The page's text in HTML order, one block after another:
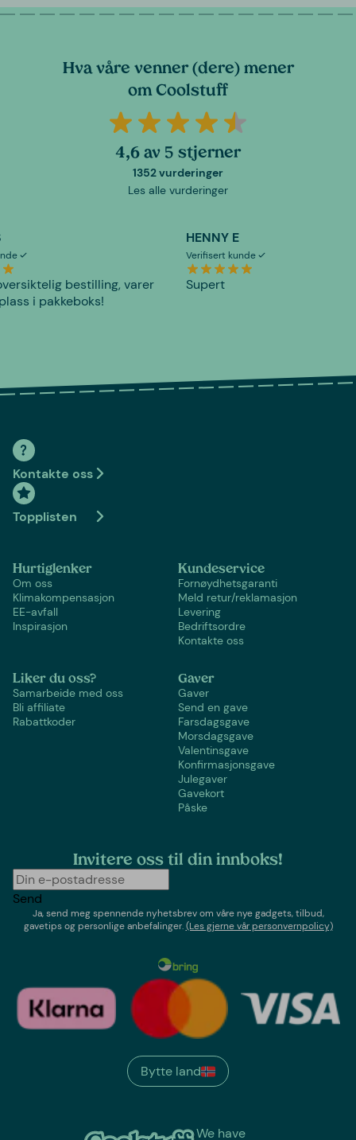
Hva våre venner (dere) mener
om Coolstuff
4,6 av 5 stjerner
1352 vurderinger
Les alle vurderinger
bestilling, varer
i pakkeboks!
HENNY E
Verifisert kunde
Supert
Kontakte oss
Topplisten
Hurtiglenker
Om oss
Klimakompensasjon
EE-avfall
Inspirasjon
Kundeservice
Fornøydhetsgaranti
Meld retur/reklamasjon
Levering
Bedriftsordre
Kontakte oss
Liker du oss?
Samarbeide med oss
Bli affiliate
Rabattkoder
Gaver
Gaver
Send en gave
Farsdagsgave
Morsdagsgave
Valentinsgave
Konfirmasjonsgave
Julegaver
Gavekort
Påske
Invitere oss til din innboks!
Send
Ja, send meg spennende nyhetsbrev om våre nye gadgets, tilbud,
gavetips og personlige anbefalinger.(Les gjerne vår personvernpolicy)
We have
Bytte land